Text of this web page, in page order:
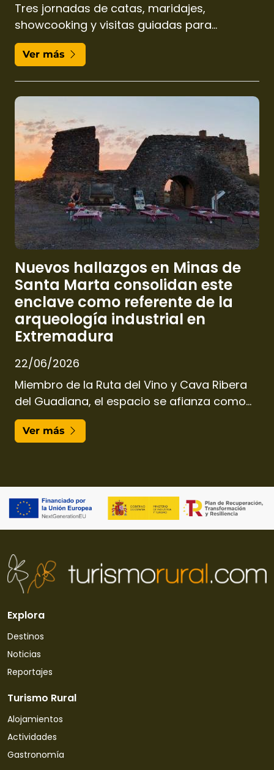
Tres jornadas de catas, maridajes,
showcooking y visitas guiadas para
descubrir el patrimonio quesero español en
un enclave natural único.
Ver más
Nuevos hallazgos en Minas de
Santa Marta consolidan este
enclave como referente de la
arqueología industrial en
Extremadura
22/06/2026
Miembro de la Ruta del Vino y Cava Ribera
del Guadiana, el espacio se afianza como
uno de los destinos de geoturismo y
patrimonio más destacados de la región.
Ver más
Explora
Destinos
Noticias
Reportajes
Turismo Rural
Alojamientos
Actividades
Gastronomía